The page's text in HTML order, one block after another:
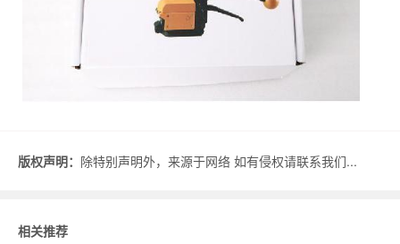
版权声明： 除特别声明外，来源于网络 如有侵权请联系我们...
相关推荐